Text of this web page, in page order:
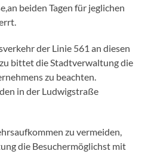
beiden Tagen für jeglichen
der Linie 561 an diesen
bittet die Stadtverwaltung die
zu beachten.
in der Ludwigstraße
zu vermeiden,
die Besuchermöglichst mit